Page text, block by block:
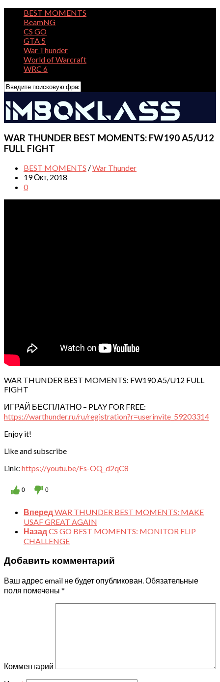
BEST MOMENTS
BeamNG
CS GO
GTA 5
War Thunder
World of Warcraft
WRC 6
WAR THUNDER BEST MOMENTS: FW190 A5/U12
FULL FIGHT
BEST MOMENTS /War Thunder
19 Окт, 2018
0
WAR THUNDER BEST MOMENTS: FW190 A5/U12 FULL
FIGHT
ИГРАЙ БЕСПЛАТНО – PLAY FOR FREE:
https://warthunder.ru/ru/registration?r=userinvite_59203314
Enjoy it!
Like and subscribe
Link: https://youtu.be/Fs-OQ_d2qC8
0 0
ВпередWAR THUNDER BEST MOMENTS: MAKE
USAF GREAT AGAIN
НазадCS GO BEST MOMENTS: MONITOR FLIP
CHALLENGE
Добавить комментарий
Ваш адрес email не будет опубликован.Обязательные
поля помечены *
Комментарий